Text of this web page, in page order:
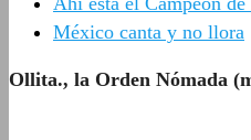
México canta y no llora
Ollita., la Orden Nómada